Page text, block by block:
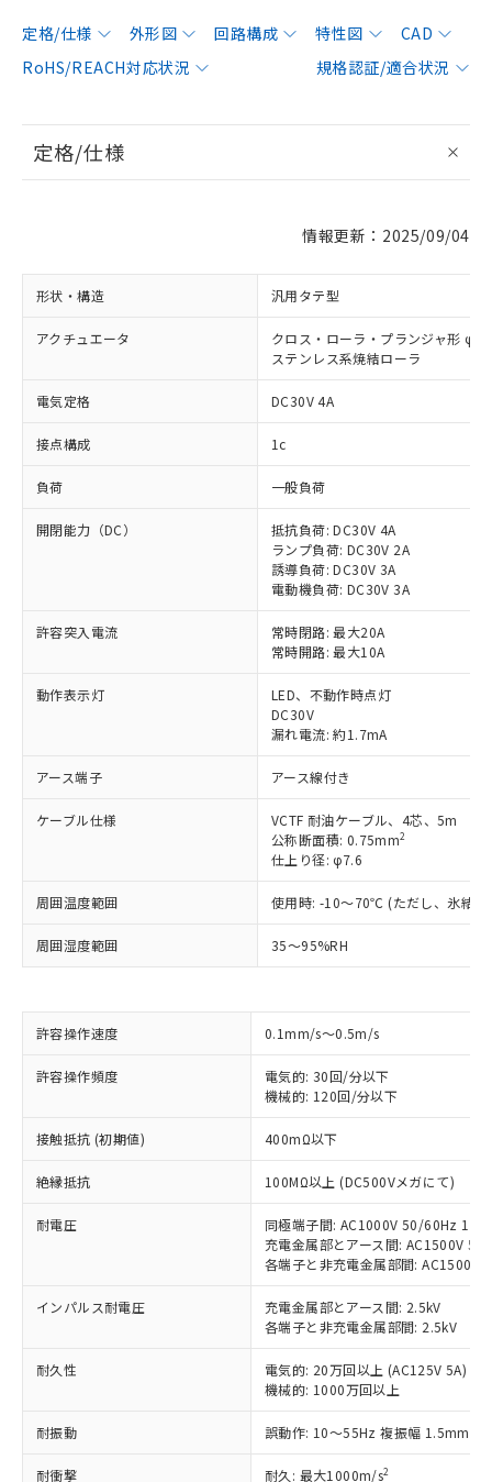
定格/仕様 外形図 回路構成 特性図
CAD
RoHS/REACH対応状況
規格認証/適合状況
定格/仕様
情報更新：2025/09/04
形状・構造 汎用タテ型
アクチュエータ
クロス・ローラ・プランジャ形
ステンレス系焼結ローラ
電気定格 DC30V 4A
接点構成 1c
負荷 一般負荷
開閉能力（DC）
抵抗負荷: DC30V 4A
ランプ負荷: DC30V 2A
誘導負荷: DC30V 3A
電動機負荷: DC30V 3A
許容突入電流
常時閉路: 最大20A
常時開路: 最大10A
動作表示灯
LED、不動作時点灯
DC30V
漏れ電流: 約1.7mA
アース端子 アース線付き
ケーブル仕様
VCTF 耐油ケーブル、4芯、5m
公称断面積: 0.75mm2
仕上り径: φ7.6
周囲温度範囲 使用時: -10～70℃ (ただし、氷結し
周囲湿度範囲 35～95%RH
許容操作速度 0.1mm/s～0.5m/s
許容操作頻度
電気的: 30回/分以下
機械的: 120回/分以下
接触抵抗 (初期値) 400mΩ以下
絶縁抵抗 100MΩ以上 (DC500Vメガにて)
耐電圧
同極端子間: AC1000V 50/60Hz
充電金属部とアース間: AC1500V
各端子と非充電金属部間: AC1500V
インパルス耐電圧
充電金属部とアース間: 2.5kV
各端子と非充電金属部間: 2.5kV
耐久性
電気的: 20万回以上 (AC125V 5A)
機械的: 1000万回以上
耐振動 誤動作: 10～55Hz 複振幅 1.5mm
耐衝撃 耐久: 最大1000m/s2
ご利用条件
以下の条件をお読みいただき、同意のうえ
本サービスは、当社制御機器事業取扱
商品の当社在庫状況および標準価格
(税抜)を提供させていただくもので
当社制御機器事業取扱商品の中には、
本サービスの対象外となる商品もある
ことをご了承ください。
在庫状況および標準価格照会結果は、
記載している更新日時点での社内デー
タに基づき作成されるものであり、閲
対応済み：EU RoHS指令（10物質）の
非含有に対応した製品が提供可能な商品で
す。
対応予定：EU RoHS指令（10物質）の非含
有に対応した製品に切り替える予定のある
商品です。
対応予定なし：EU RoHS指令（10物質）の
非含有に非対応の商品で、対応品を出す予
調査・確認中：EU RoHS指令（10物質）の
非含有の対応状況を調査中または確認中の
非該当品：ライセンス料など無形物で、有
害物質有無と関係のない商品です。
仕入先様の事情により、非含有部品として
いたものが、含有品と判明した場合などや
むを得ず変更することがあります。
鉛(Pb) 1000ppm以下、 水銀(Hg) 1000ppm以下、 カド
「○」：最大均質材料含有率が中国RoHSの
基準値以下であることを示します。
基準値を超えていることを示します。
「－」：未確認です。当社販売部門へお問
*中国RoHS10物質の基準値 (GB/T26572)：
当社は、これら貴社製品のうち、外国
為替および外国貿易法に定める商品
（以下｢規制貨物等」という）を輸出
または国外への提供する場合は、日本